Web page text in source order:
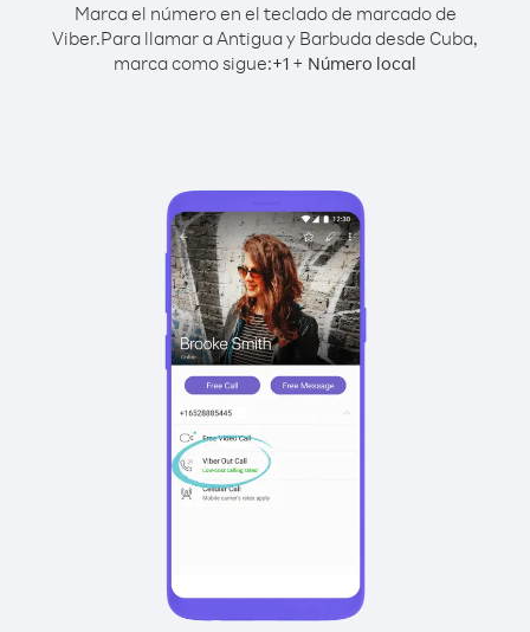
Marca el número en el teclado de marcado de
Viber.Para llamar a Antigua y Barbuda desde Cuba,
marca como sigue:+1 + Número local